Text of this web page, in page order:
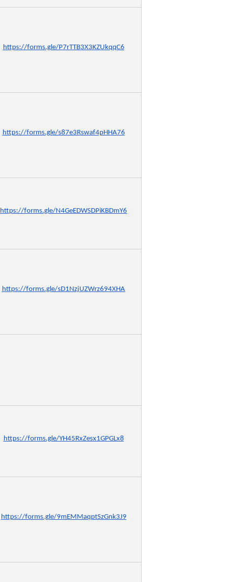
https://forms.gle/P7rTTB3X3KZUkqqC6
https://forms.gle/s87e3Rswaf4pHHA76
https://forms.gle/N4GeEDWSDPiKBDmY6
https://forms.gle/sD1NzjUZWrz694XHA
https://forms.gle/YH45RxZesx1GPGLx8
https://forms.gle/9mEMMaqptSzGnk3J9